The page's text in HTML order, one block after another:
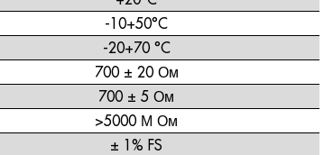
-10+50°C
-20+70 °C
700 ± 20 Ом
700 ± 5 Ом
>5000 М Ом
± 1% FS